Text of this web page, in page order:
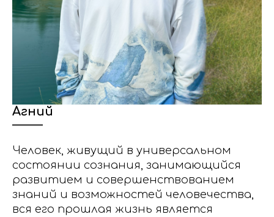
Агний
Человек, живущий в универсальном
состоянии сознания, занимающийся
развитием и совершенствованием
знаний и возможностей человечества,
вся его прошлая жизнь является